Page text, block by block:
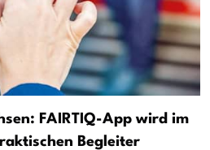
FAIRTIQ-App wird im
Begleiter